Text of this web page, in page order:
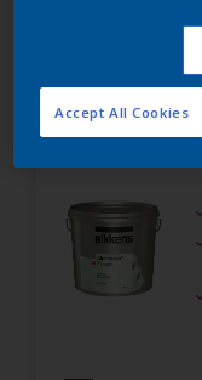
Accept All Cookies